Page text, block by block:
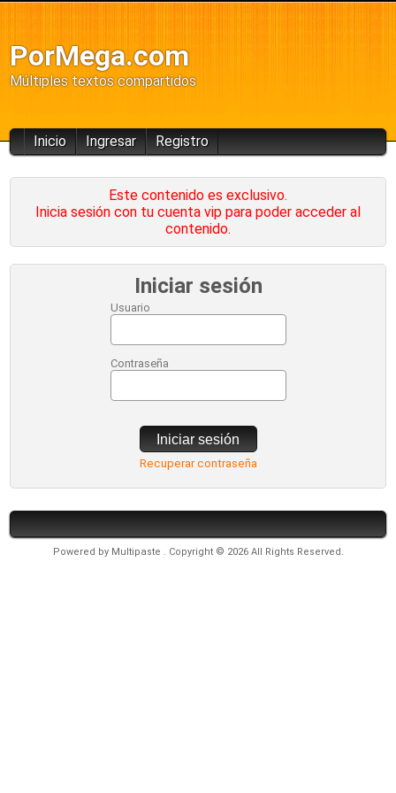
PorMega.com
Múltiples textos compartidos
Inicio Ingresar Registro
Este contenido es exclusivo.
Inicia sesión con tu cuenta vip para poder acceder al
contenido.
Iniciar sesión
Usuario
Contraseña
Iniciar sesión
Recuperar contraseña
Powered by Multipaste . Copyright © 2026 All Rights Reserved.